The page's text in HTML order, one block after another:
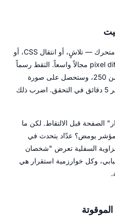
إذا احتوت واجهتك على أدنى رسم متحرك — تلاشٍ، أو انتقال CSS، أو
مُحمِّل، أو شريط دوّار — فسيجد pixel diff مجالاً واسعاً. التقط رسماً
متحركاً عند الميلي ثانية 200 بدلاً من 250، وستحصل على صورة
مختلفة. الأداة تُبلّغ عن انحدار. تخسر 5 دقائق في التحقق. اضرب ذلك
الصفحة قبل الالتقاط. لكن ما
يومض؟ عدّاد يتحدث في
السفلية تعرض "شخصان
وكل خوارزمية استقرار هي